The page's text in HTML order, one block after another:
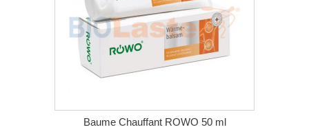
Baume Chauffant ROWO 50 ml